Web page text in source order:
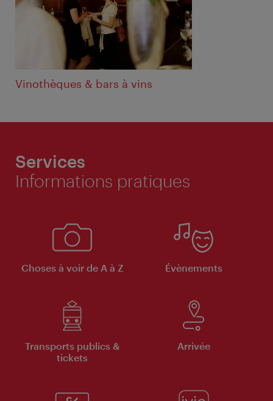
Vinothèques & bars à vins
Services
Informations pratiques
Choses à voir de A à Z Évènements
Transports publics &
tickets
Arrivée